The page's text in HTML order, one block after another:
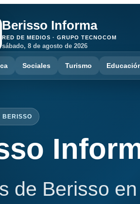
Berisso Informa
RED DE MEDIOS · GRUPO TECNOCOM
sábado, 8 de agosto de 2026
Sociales Turismo
BERISSO
de Berisso